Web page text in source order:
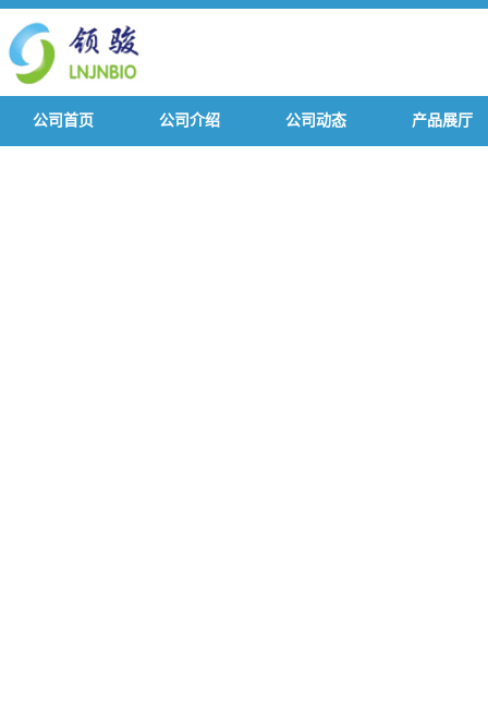
公司首页 公司介绍 公司动态 产品展厅